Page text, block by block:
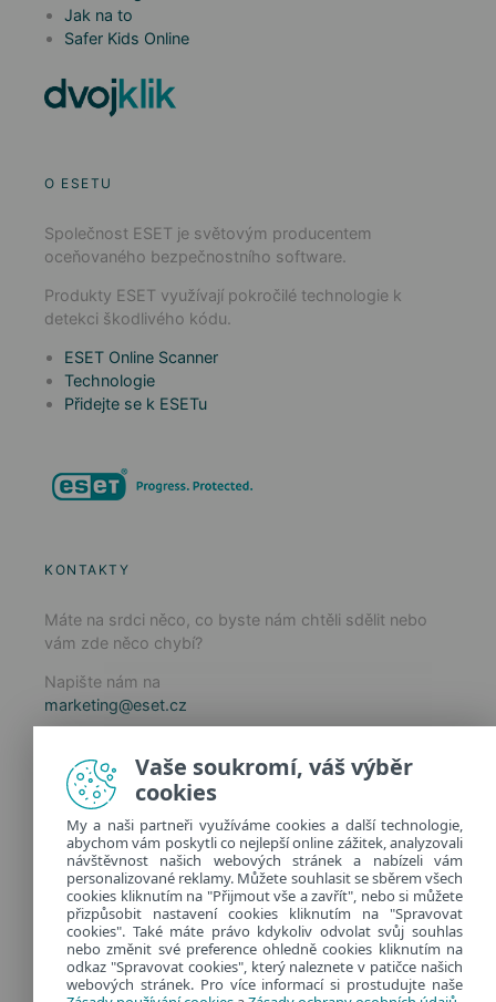
Jak na to
Safer Kids Online
O ESETU
Společnost ESET je světovým producentem
oceňovaného bezpečnostního software.
Produkty ESET využívají pokročilé technologie k
detekci škodlivého kódu.
ESET Online Scanner
Technologie
Přidejte se k ESETu
KONTAKTY
Máte na srdci něco, co byste nám chtěli sdělit nebo
vám zde něco chybí?
Napište nám na
marketing@eset.cz
Zásady ochrany osobních údajů
Spravovat cookies
Provozuje:
ESET software spol. s r.o.
Classic 7 Business Park, Jankovcova 1037/49
170 00 Praha 7, Česká republika
IČ: 26467593
Vaše soukromí, váš výběr
cookies
My a naši partneři využíváme cookies a další technologie,
abychom vám poskytli co nejlepší online zážitek, analyzovali
návštěvnost našich webových stránek a nabízeli vám
personalizované reklamy. Můžete souhlasit se sběrem všech
cookies kliknutím na "Přijmout vše a zavřít", nebo si můžete
přizpůsobit nastavení cookies kliknutím na "Spravovat
cookies". Také máte právo kdykoliv odvolat svůj souhlas
nebo změnit své preference ohledně cookies kliknutím na
odkaz "Spravovat cookies", který naleznete v patičce našich
webových stránek. Pro více informací si prostudujte naše